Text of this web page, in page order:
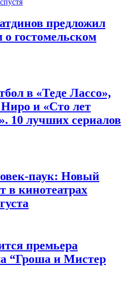
предложил
гостомельском
в «Теде Лассо»,
и «Сто лет
10 лучших сериалов
паук: Новый
в кинотеатрах
премьера
“Гроша и Мистер